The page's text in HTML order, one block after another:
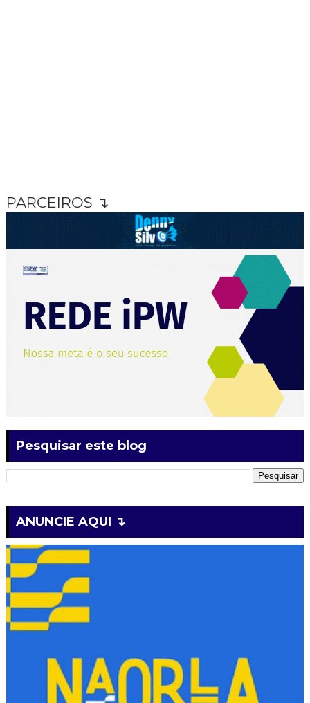
PARCEIROS ↴
Pesquisar este blog
ANUNCIE AQUI ↴